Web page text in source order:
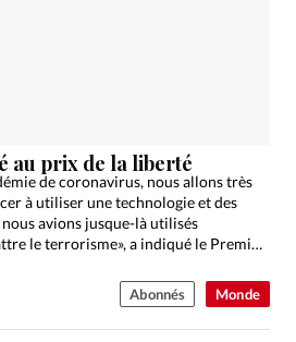
Monde
au prix de la liberté
de coronavirus, nous allons très
à utiliser une technologie et des
avions jusque-là utilisés
le terrorisme», a indiqué le Premier
Abonnés